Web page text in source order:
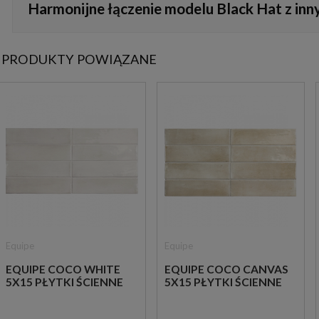
do naczyń, co pozwala szybko i bezpiecznie usunąć codzienne
Harmonijne łączenie modelu Black Hat z
armaturą w wykończeniu szczotkowanego złota, co buduje
PRODUKTY POWIĄZANE
EQUIPE COCO WHITE
5X15 PŁYTKI ŚCIENNE
EQUIPE COCO CANVAS
5X15 PŁYTKI ŚCIENNE